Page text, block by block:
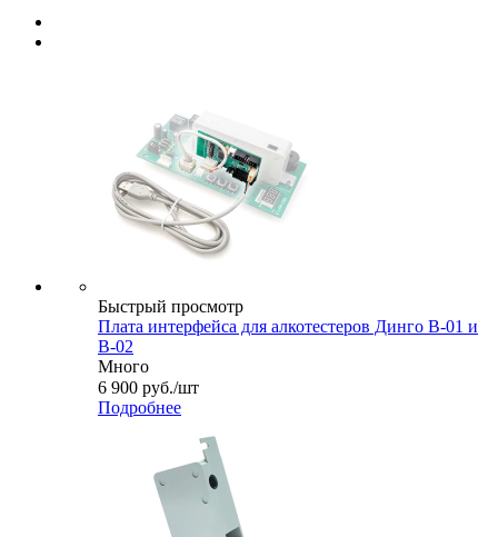
Быстрый просмотр
Плата интерфейса для алкотестеров Динго В-01 и
В-02
Много
6 900 руб./шт
Подробнее